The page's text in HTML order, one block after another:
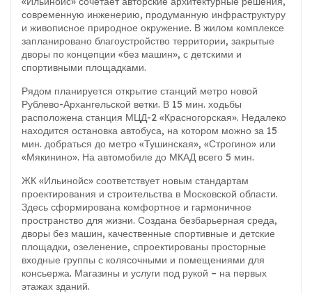
современную инженерию, продуманную инфраструктуру
и живописное природное окружение. В жилом комплексе
запланировано благоустройство территории, закрытые
дворы по концепции «без машин», с детскими и
спортивными площадками.
Рядом планируется открытие станций метро новой
Рублево-Архангельской ветки. В 15 мин. ходьбы
расположена станция МЦД-2 «Красногорская». Недалеко
находится остановка автобуса, на котором можно за 15
мин. добраться до метро «Тушинская», «Строгино» или
«Мякинино». На автомобиле до МКАД всего 5 мин.
ЖК «Ильинойс» соответствует новым стандартам
проектирования и строительства в Московской области.
Здесь сформирована комфортное и гармоничное
пространство для жизни. Создана безбарьерная среда,
дворы без машин, качественные спортивные и детские
площадки, озеленение, спроектированы просторные
входные группы с колясочными и помещениями для
консьержа. Магазины и услуги под рукой – на первых
этажах зданий.